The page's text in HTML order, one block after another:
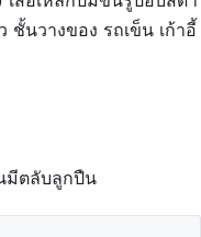
ชั้นวางของ รถเข็น เก้าอี้
มีตลับลูกปืน